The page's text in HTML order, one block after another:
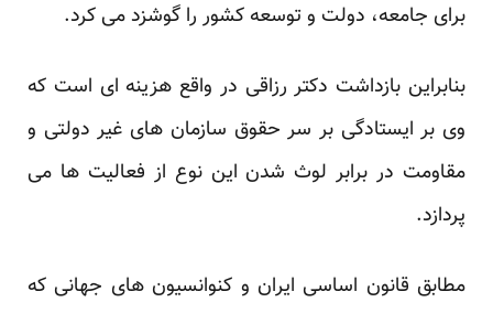
برای جامعه، دولت و توسعه کشور را گوشزد می کرد.‏
بنابراین بازداشت دکتر رزاقی در واقع هزینه ای است که
وی بر ایستادگی بر سر حقوق سازمان های غیر دولتی ‏و
مقاومت در برابر لوث شدن این نوع از فعالیت ها می
پردازد.‏
مطابق قانون اساسی ایران و کنوانسیون های جهانی که